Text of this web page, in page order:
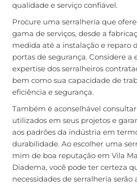
qualidade e serviço confiável.
Procure uma serralheria que
gama de serviços, desde a
medida até a instalação e reparo
portas de segurança. Considere a
expertise dos serralheiros
bem como sua capacidade de
eficiência e segurança.
Também é aconselhável
utilizados em seus projetos e
aos padrões da indústria em
durabilidade. Ao escolher uma
mim de boa reputação em Vila
Diadema, você pode ter certeza
necessidades de serralheria serão